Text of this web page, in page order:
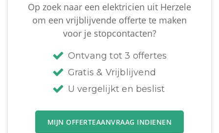
Op zoek naar een elektricien uit Herzele
om een vrijblijvende offerte te maken
voor je stopcontacten?
Ontvang tot 3 offertes
Gratis & Vrijblijvend
U vergelijkt en beslist
MIJN OFFERTEAANVRAAG INDIENEN